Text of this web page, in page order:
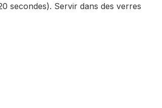
secondes). Servir dans des verres